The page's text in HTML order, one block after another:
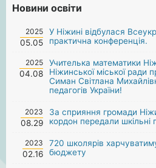
Новини освіти
2025
05.05
У Ніжині відбулася
практична конференція.
2025
04.08
Учителька математики
Ніжинської міської ради
Симан Світлана
педагогів України!
2023
08.29
За сприяння громади
кордон передали шкільні
2023
02.16
720 школярів
бюджету